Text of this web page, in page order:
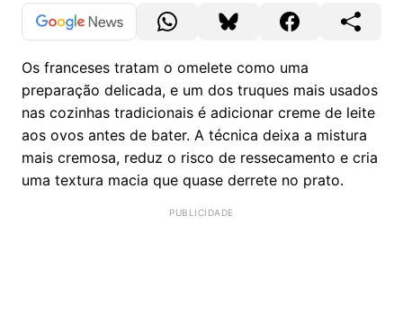
Os franceses tratam o omelete como uma
preparação delicada, e um dos truques mais usados
nas cozinhas tradicionais é adicionar creme de leite
aos ovos antes de bater. A técnica deixa a mistura
mais cremosa, reduz o risco de ressecamento e cria
uma textura macia que quase derrete no prato.